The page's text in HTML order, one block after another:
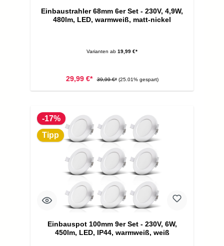
Einbaustrahler 68mm 6er Set - 230V, 4,9W,
480lm, LED, warmweiß, matt-nickel
Varianten ab 19,99 €*
29,99 €* 39,99 €* (25.01% gespart)
-17%
Tipp
Einbauspot 100mm 9er Set - 230V, 6W,
450lm, LED, IP44, warmweiß, weiß